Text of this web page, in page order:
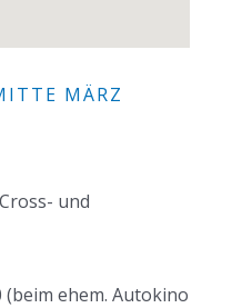
MÄRZ
und
ehem. Autokino